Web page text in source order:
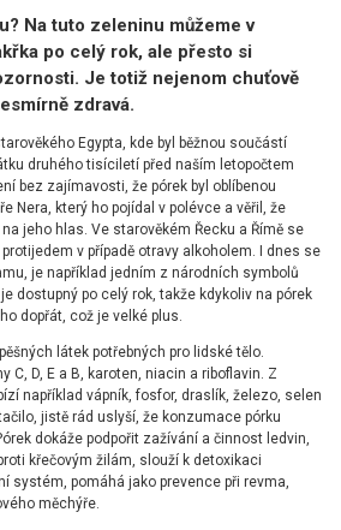
Na tuto zeleninu můžeme v
po celý rok, ale přesto si
Je totiž nejenom chuťově
zdravá.
Egypta, kde byl běžnou součástí
druhého tisíciletí před naším letopočtem
bez zajímavosti, že pórek byl oblíbenou
Nera, který ho pojídal v polévce a věřil, že
jeho hlas. Ve starověkém Řecku a Římě se
v případě otravy alkoholem. I dnes se
je například jedním z národních symbolů
dostupný po celý rok, takže kdykoliv na pórek
dopřát, což je velké plus.
látek potřebných pro lidské tělo.
C, D, E a B, karoten, niacin a riboflavin. Z
například vápník, fosfor, draslík, železo, selen
jistě rád uslyší, že konzumace pórku
dokáže podpořit zažívání a činnost ledvin,
křečovým žilám, slouží k detoxikaci
systém, pomáhá jako prevence při revma,
měchýře.